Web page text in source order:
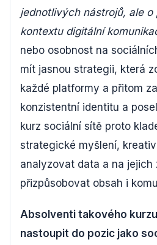
jednotlivých nástrojů, ale o
kontextu digitální
nebo osobnost na
mít jasnou strategii, která
každé platformy a přitom
konzistentní identitu a
kurz sociální sítě proto
strategické myšlení,
analyzovat data a na jejich
přizpůsobovat obsah i
Absolventi takového
nastoupit do pozic jako